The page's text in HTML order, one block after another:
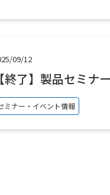
09/12
【終了】製品セミナ
ミナー・イベント情報